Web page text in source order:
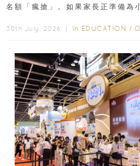
名額「瘋搶」。如果家長正準備
30th July, 2026 ｜ In EDUCATION /